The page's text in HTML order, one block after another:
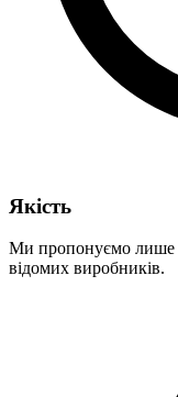
Якість
Ми пропонуємо лише
відомих виробників.